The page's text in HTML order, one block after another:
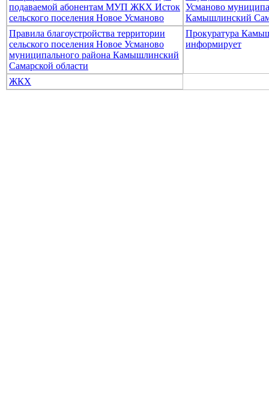
подаваемой абонентам МУП ЖКХ Исток
сельского поселения Новое Усманово
Усманово
Камышлинский
Правила благоустройства территории
сельского поселения Новое Усманово
муниципального района Камышлинский
Самарской области
Прокуратура
информирует
ЖКХ